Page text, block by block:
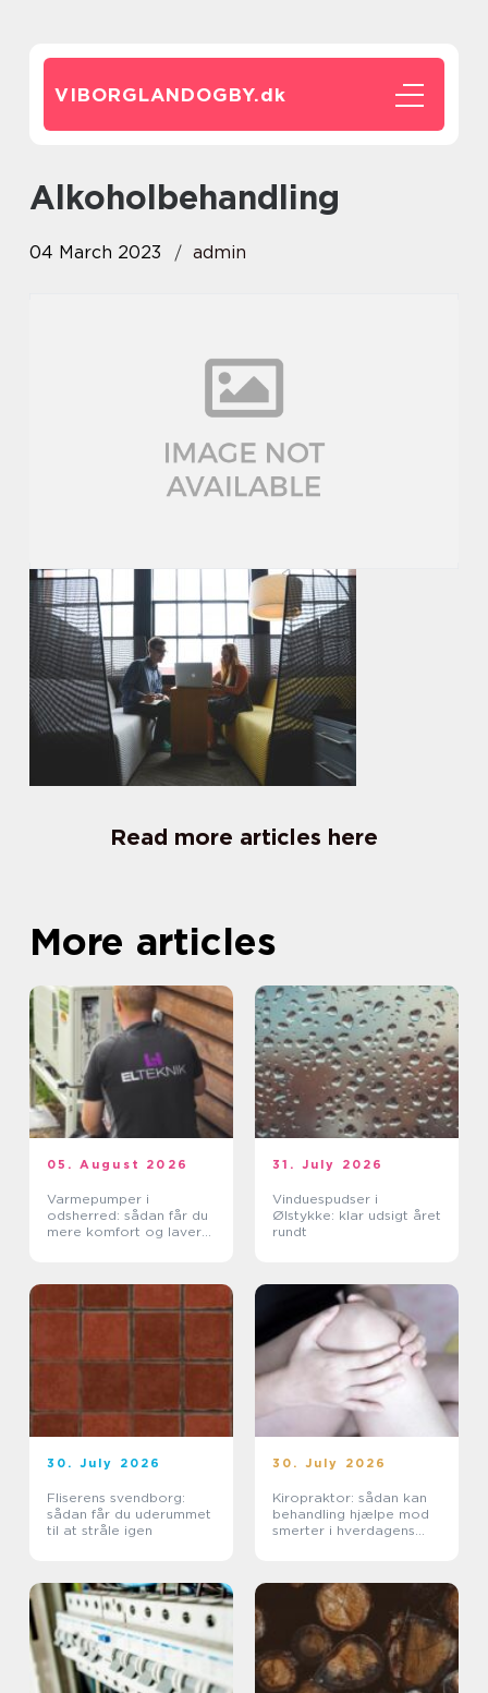
VIBORGLANDOGBY.dk
alkoholbehandling
04 March 2023 admin
Read more articles here
More articles
05. August 2026
Varmepumper i
odsherred: sådan får du
mere komfort og lavere
31. July 2026
Vinduespudser i
Ølstykke: klar udsigt året
rundt
30. July 2026
Fliserens svendborg:
sådan får du uderummet
til at stråle igen
30. July 2026
Kiropraktor: sådan kan
behandling hjælpe mod
smerter i hverdagens